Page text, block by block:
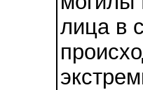
лица в